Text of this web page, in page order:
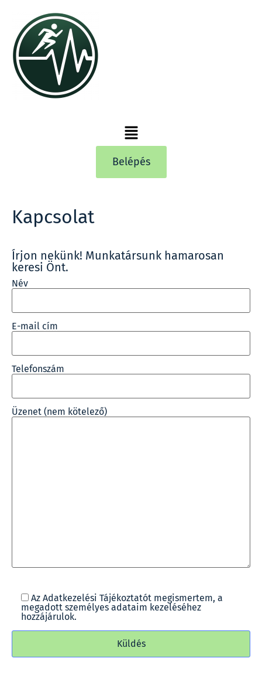
Belépés
Kapcsolat
Írjon nekünk! Munkatársunk hamarosan
keresi Önt.
Név
E-mail cím
Telefonszám
Üzenet (nem kötelező)
Az Adatkezelési Tájékoztatót megismertem, a
megadott személyes adataim kezeléséhez
hozzájárulok.